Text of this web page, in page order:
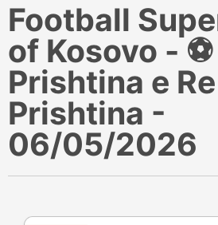
Football
of Kosovo - ⚽️
Prishtina e
Prishtina -
06/05/2026